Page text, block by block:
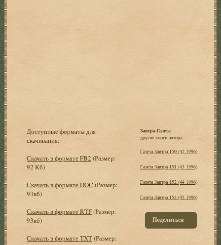
Доступные форматы для
скачивания:
Скачать в формате FB2 (Размер:
92 Кб)
Скачать в формате DOC (Размер:
93кб)
Скачать в формате RTF(Размер:
93кб)
Скачать в формате TXT(Размер:
Завтра Газета
другие книги автора:
Газета Завтра 150 (42 1996)
Газета Завтра 151 (43 1996)
Газета Завтра 152 (44 1996)
Газета Завтра 153 (45 1996)
Поделиться